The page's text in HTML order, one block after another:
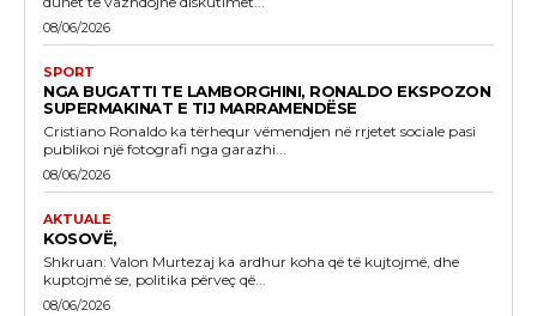
08/06/2026
SPORT
NGA BUGATTI TE LAMBORGHINI, RONALDO EKSPOZON
SUPERMAKINAT E TIJ MARRAMENDËSE
Cristiano Ronaldo ka tërhequr vëmendjen në rrjetet sociale pasi
publikoi një fotografi nga garazhi...
08/06/2026
AKTUALE
KOSOVË,
Shkruan: Valon Murtezaj ka ardhur koha që të kujtojmë, dhe
kuptojmë se, politika përveç që...
08/06/2026